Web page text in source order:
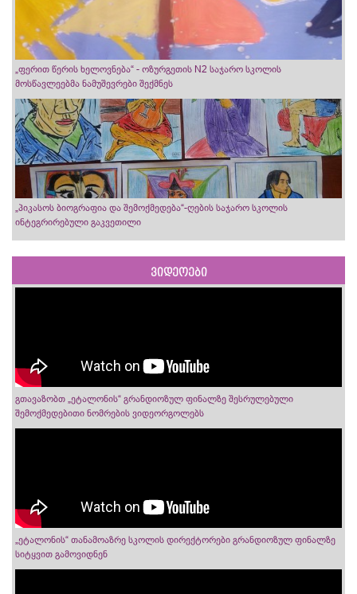
„ფერით წერის ხელოვნება“ - ოზურგეთის N2 საჯარო სკოლის
მოსწავლეებმა ნამუშევრები შექმნეს
„პიკასოს ბიოგრაფია და შემოქმედება“-ღების საჯარო სკოლის
ინტეგრირებული გაკვეთილი
ვიდეოები
გთავაზობთ „ეტალონის“ გრანდიოზულ ფინალზე შესრულებული
შემოქმედებითი ნომრების ვიდეორგოლებს
„ეტალონის“ თანამოაზრე სკოლის დირექტორები გრანდიოზულ ფინალზე
სიტყვით გამოვიდნენ